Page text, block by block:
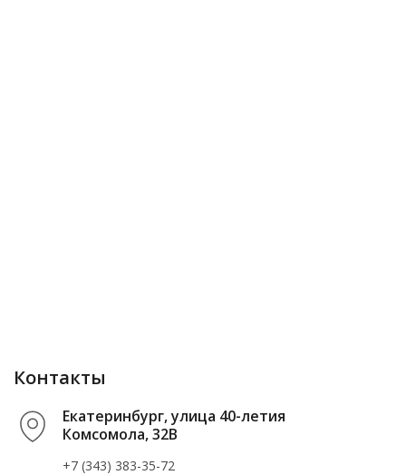
Контакты
Екатеринбург, улица 40-летия
Комсомола, 32В
+7 (343) 383-35-72